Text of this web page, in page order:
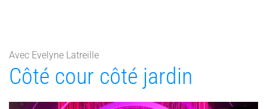
Avec Evelyne Latreille
Côté cour côté jardin